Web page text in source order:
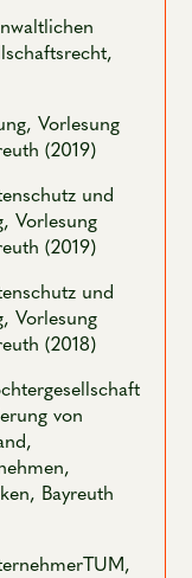
Vorlesung
(2019)
und
Vorlesung
(2019)
und
Vorlesung
(2018)
von
Bayreuth